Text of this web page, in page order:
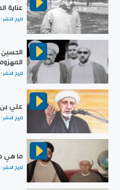
عناية
تاريخ النشر :
الحسين
تاريخ النشر :
علي بن
تاريخ النشر :
ما هي
تاريخ النشر :